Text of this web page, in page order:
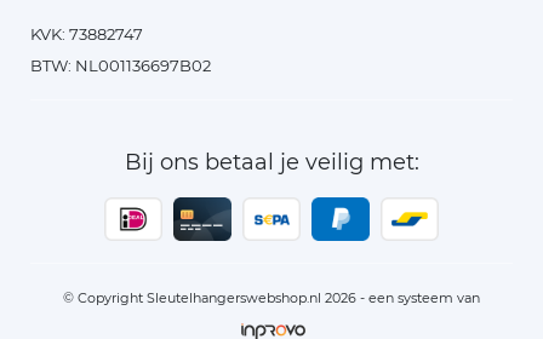
KVK: 73882747
BTW: NL001136697B02
Bij ons betaal je veilig met:
© Copyright Sleutelhangerswebshop.nl 2026 - een systeem van